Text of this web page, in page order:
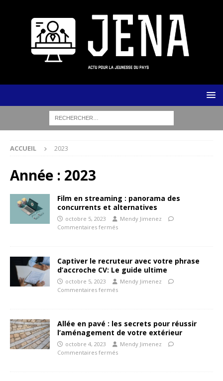
ACCUEIL 2023
Année : 2023
Film en streaming : panorama des
concurrents et alternatives
octobre 5, 2023
Mendy Jimenez
Commentaires fermés
Captiver le recruteur avec votre phrase
d’accroche CV: Le guide ultime
octobre 5, 2023
Mendy Jimenez
Commentaires fermés
Allée en pavé : les secrets pour réussir
l’aménagement de votre extérieur
octobre 4, 2023
Mendy Jimenez
Commentaires fermés